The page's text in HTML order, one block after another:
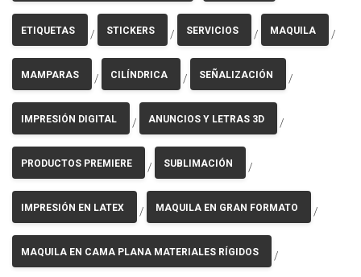
ETIQUETAS / STICKERS / SERVICIOS / MAQUILA /
MAMPARAS / CILÍNDRICA / SEÑALIZACIÓN /
IMPRESIÓN DIGITAL / ANUNCIOS Y LETRAS 3D /
PRODUCTOS PREMIERE / SUBLIMACIÓN /
IMPRESIÓN EN LATEX / MAQUILA EN GRAN FORMATO /
MAQUILA EN CAMA PLANA MATERIALES RÍGIDOS /